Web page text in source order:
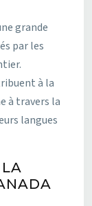
grande
par les
à la
à travers la
langues